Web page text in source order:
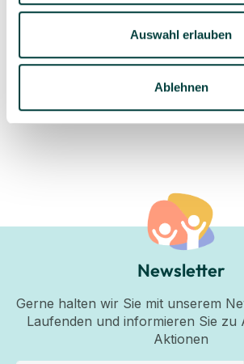
Auswahl erlauben
Ablehnen
1 Set
Newsletter
Gerne halten wir Sie mit unserem
Laufenden und informieren Sie zu
Aktionen